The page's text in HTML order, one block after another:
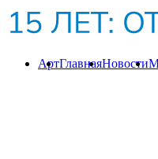
Новости
Главная
Арт